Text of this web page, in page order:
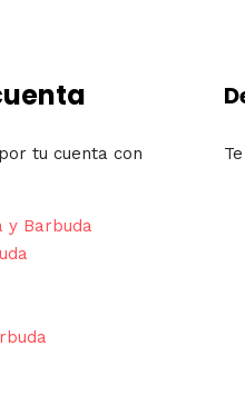
tu cuenta con
y Barbuda